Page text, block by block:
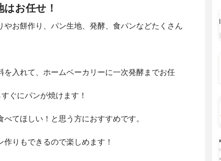
お任せ！
お餅作り、パン生地、発酵、食パンなどたくさん
入れて、ホームベーカリーに一次発酵までお任
ぐにパンが焼けます！
てほしい！と思う方におすすめです。
りもできるので楽しめます！